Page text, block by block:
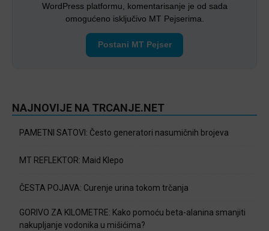
WordPress platformu, komentarisanje je od sada
omogućeno isključivo MT Pejserima.
Postani MT Pejser
NAJNOVIJE NA TRCANJE.NET
PAMETNI SATOVI: Često generatori nasumičnih brojeva
MT REFLEKTOR: Maid Klepo
ČESTA POJAVA: Curenje urina tokom trčanja
GORIVO ZA KILOMETRE: Kako pomoću beta-alanina smanjiti
nakupljanje vodonika u mišićima?